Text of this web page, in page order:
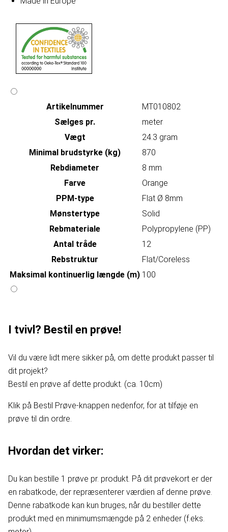
Artikelnummer
MT010802
Sælges pr.
meter
Vægt
24.3 gram
Minimal brudstyrke (kg)
870
Rebdiameter
8 mm
Farve
Orange
PPM-type
Flat Ø 8mm
Mønstertype
Solid
Rebmateriale
Polypropylene (PP)
Antal tråde
12
Rebstruktur
Flat/Coreless
Maksimal kontinuerlig længde (m) 100
I tvivl? Bestil en prøve!
Vil du være lidt mere sikker på, om dette produkt passer til
dit projekt?
Bestil en prøve af dette produkt. (ca. 10cm)
Klik på Bestil Prøve-knappen nedenfor, for at tilføje en
prøve til din ordre.
Hvordan det virker:
Du kan bestille 1 prøve pr. produkt. På dit prøvekort er der
en rabatkode, der repræsenterer værdien af denne prøve.
Denne rabatkode kan kun bruges, når du bestiller dette
produkt med en minimumsmængde på 2 enheder (f.eks.